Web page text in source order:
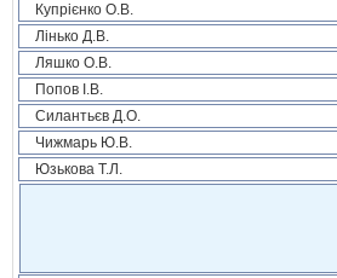
Купрієнко О.В.
Лінько Д.В.
Ляшко О.В.
Попов І.В.
Силантьєв Д.О.
Чижмарь Ю.В.
Юзькова Т.Л.